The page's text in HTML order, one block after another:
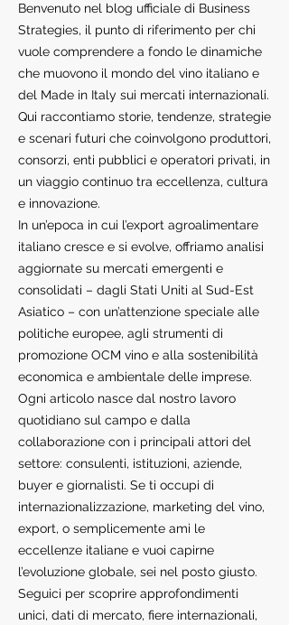
Benvenuto nel blog ufficiale di Business
Strategies, il punto di riferimento per chi
vuole comprendere a fondo le dinamiche
che muovono il mondo del vino italiano e
del Made in Italy sui mercati internazionali.
Qui raccontiamo storie, tendenze, strategie
e scenari futuri che coinvolgono produttori,
consorzi, enti pubblici e operatori privati, in
un viaggio continuo tra eccellenza, cultura
e innovazione.
In un’epoca in cui l’export agroalimentare
italiano cresce e si evolve, offriamo analisi
aggiornate su mercati emergenti e
consolidati – dagli Stati Uniti al Sud-Est
Asiatico – con un’attenzione speciale alle
politiche europee, agli strumenti di
promozione OCM vino e alla sostenibilità
economica e ambientale delle imprese.
Ogni articolo nasce dal nostro lavoro
quotidiano sul campo e dalla
collaborazione con i principali attori del
settore: consulenti, istituzioni, aziende,
buyer e giornalisti. Se ti occupi di
internazionalizzazione, marketing del vino,
export, o semplicemente ami le
eccellenze italiane e vuoi capirne
l’evoluzione globale, sei nel posto giusto.
Seguici per scoprire approfondimenti
unici, dati di mercato, fiere internazionali,